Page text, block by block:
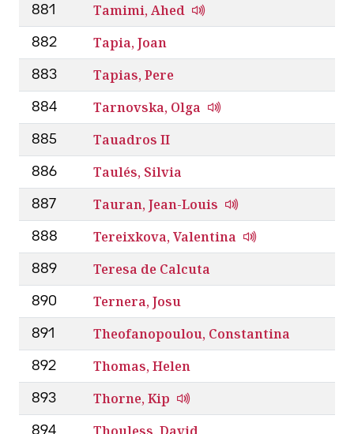
881 Tamimi, Ahed
882 Tapia, Joan
883 Tapias, Pere
884 Tarnovska, Olga
885 Tauadros II
886 Taulés, Silvia
887 Tauran, Jean-Louis
888 Tereixkova, Valentina
889 Teresa de Calcuta
890 Ternera, Josu
891 Theofanopoulou, Constantina
892 Thomas, Helen
893 Thorne, Kip
894